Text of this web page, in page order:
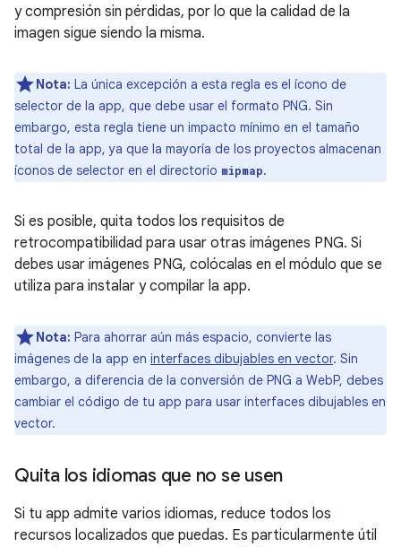
y compresión sin pérdidas, por lo que la calidad de la
imagen sigue siendo la misma.
Nota: La única excepción a esta regla es el ícono de
selector de la app, que debe usar el formato PNG. Sin
embargo, esta regla tiene un impacto mínimo en el tamaño
total de la app, ya que la mayoría de los proyectos almacenan
íconos de selector en el directorio mipmap.
Si es posible, quita todos los requisitos de
retrocompatibilidad para usar otras imágenes PNG. Si
debes usar imágenes PNG, colócalas en el módulo que se
utiliza para instalar y compilar la app.
Nota: Para ahorrar aún más espacio, convierte las
imágenes de la app en interfaces dibujables en vector. Sin
embargo, a diferencia de la conversión de PNG a WebP, debes
cambiar el código de tu app para usar interfaces dibujables en
vector.
Quita los idiomas que no se usen
Si tu app admite varios idiomas, reduce todos los
recursos localizados que puedas. Es particularmente útil